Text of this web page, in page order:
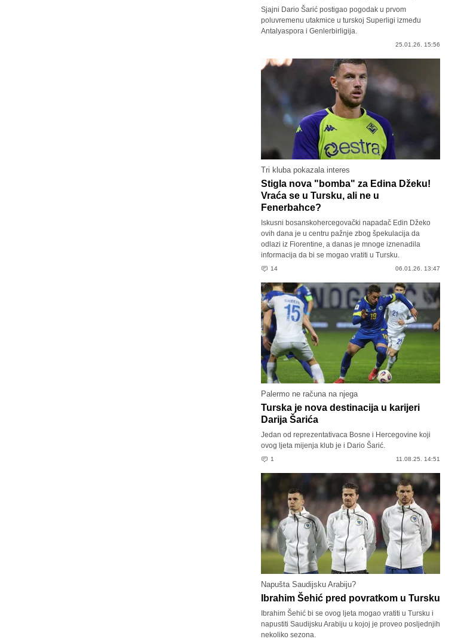
Sjajni Dario Šarić postigao pogodak u prvom
poluvremenu utakmice u turskoj Superligi između
Antalyaspora i Genlerbirligija.
25.01.26. 15:56
Tri kluba pokazala interes
Stigla nova "bomba" za Edina Džeku!
Vraća se u Tursku, ali ne u
Fenerbahce?
Iskusni bosanskohercegovački napadač Edin Džeko
ovih dana je u centru pažnje zbog špekulacija da
odlazi iz Fiorentine, a danas je mnoge iznenadila
informacija da bi se mogao vratiti u Tursku.
14 06.01.26. 13:47
Palermo ne računa na njega
Turska je nova destinacija u karijeri
Darija Šarića
Jedan od reprezentativaca Bosne i Hercegovine koji
ovog ljeta mijenja klub je i Dario Šarić.
1 11.08.25. 14:51
Napušta Saudijsku Arabiju?
Ibrahim Šehić pred povratkom u Tursku
Ibrahim Šehić bi se ovog ljeta mogao vratiti u Tursku i
napustiti Saudijsku Arabiju u kojoj je proveo posljednjih
nekoliko sezona.